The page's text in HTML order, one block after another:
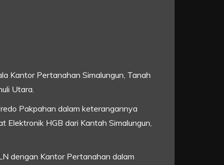
Kantor Pertanahan Simalungun, Tanah
Utara.
Pakpahan dalam keterangannya
HGB dari Kantah Simalungun,
dengan Kantor Pertanahan dalam